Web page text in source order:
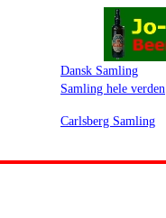
Dansk Samling
Samling hele verden
Carlsberg Samling